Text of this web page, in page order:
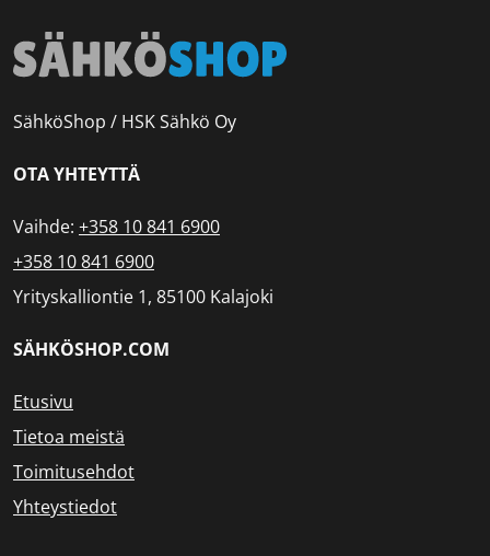
SähköShop / HSK Sähkö Oy
OTA YHTEYTTÄ
Vaihde: +358 10 841 6900
+358 10 841 6900
Yrityskalliontie 1, 85100 Kalajoki
SÄHKÖSHOP.COM
Etusivu
Tietoa meistä
Toimitusehdot
Yhteystiedot